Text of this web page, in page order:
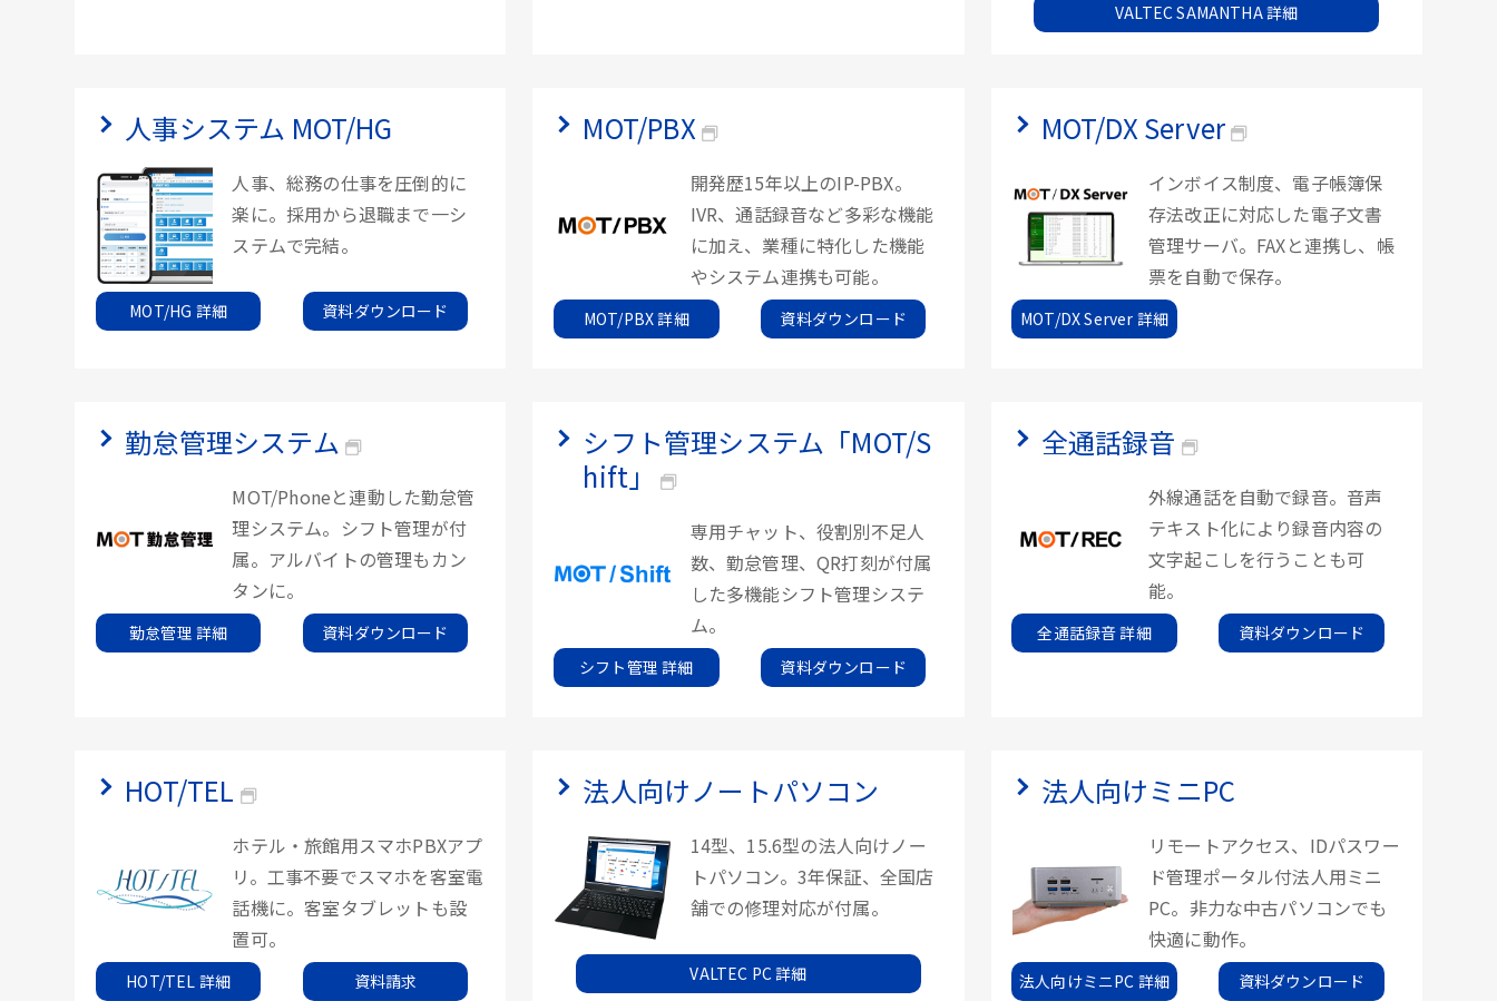
VALTEC SAMANTHA 詳細
人事システム MOT/HG
人事、総務の仕事を圧倒的に
楽に。採用から退職まで一シ
ステムで完結。
MOT/HG 詳細 資料ダウンロード
MOT/PBX
開発歴15年以上のIP-PBX。
IVR、通話録音など多彩な機能
に加え、業種に特化した機能
やシステム連携も可能。
MOT/PBX 詳細 資料ダウンロード
MOT/DX Server
インボイス制度、電子帳簿保
存法改正に対応した電子文書
管理サーバ。FAXと連携し、帳
票を自動で保存。
MOT/DX Server 詳細
勤怠管理システム
MOT/Phoneと連動した勤怠管
理システム。シフト管理が付
属。アルバイトの管理もカン
タンに。
勤怠管理 詳細 資料ダウンロード
シフト管理システム「MOT/S
hift」
専用チャット、役割別不足人
数、勤怠管理、QR打刻が付属
した多機能シフト管理システ
ム。
シフト管理 詳細 資料ダウンロード
全通話録音
外線通話を自動で録音。音声
テキスト化により録音内容の
文字起こしを行うことも可
能。
全通話録音 詳細 資料ダウンロード
HOT/TEL
ホテル・旅館用スマホPBXアプ
リ。工事不要でスマホを客室電
話機に。客室タブレットも設
置可。
HOT/TEL 詳細 資料請求
法人向けノートパソコン
14型、15.6型の法人向けノー
トパソコン。3年保証、全国店
舗での修理対応が付属。
VALTEC PC 詳細
法人向けミニPC
リモートアクセス、IDパスワー
ド管理ポータル付法人用ミニ
PC。非力な中古パソコンでも
快適に動作。
法人向けミニPC 詳細 資料ダウンロード